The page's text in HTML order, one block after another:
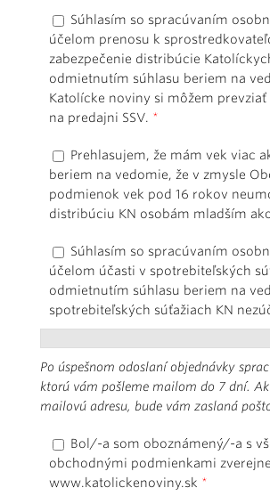
Súhlasím so spracúvaním
účelom prenosu k
zabezpečenie distribúcie
odmietnutím súhlasu beriem na
Katolícke noviny si môžem
na predajni SSV. *
Prehlasujem, že mám vek viac
beriem na vedomie, že v zmysle
podmienok vek pod 16 rokov
distribúciu KN osobám mladším
Súhlasím so spracúvaním
účelom účasti v spotrebiteľských
odmietnutím súhlasu beriem na
spotrebiteľských súťažiach KN
Po úspešnom odoslaní objednávky
ktorú vám pošleme mailom do 7 dní.
mailovú adresu, bude vám zaslaná
Bol/-a som oboznámený/-a s
obchodnými podmienkami
www.katolickenoviny.sk *